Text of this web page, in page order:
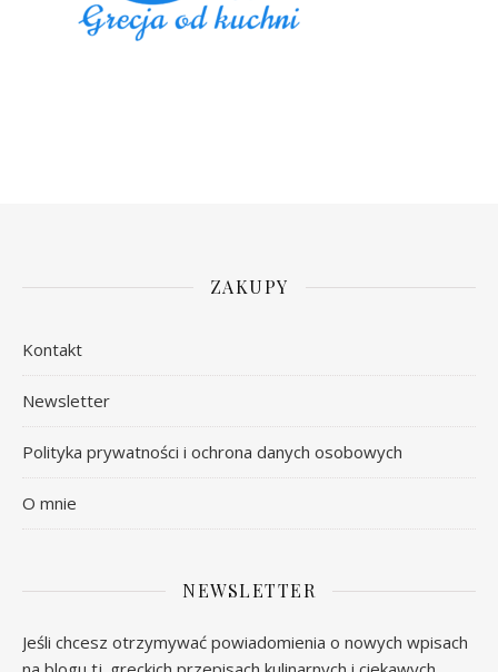
ZAKUPY
Kontakt
Newsletter
Polityka prywatności i ochrona danych osobowych
O mnie
NEWSLETTER
Jeśli chcesz otrzymywać powiadomienia o nowych wpisach